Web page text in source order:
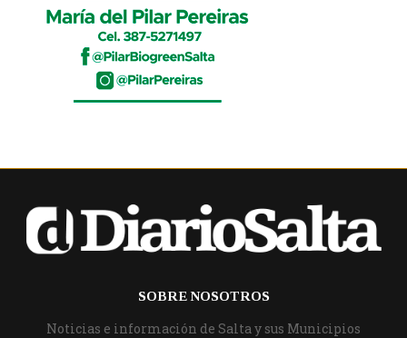
SOBRE NOSOTROS
Noticias e información de Salta y sus Municipios